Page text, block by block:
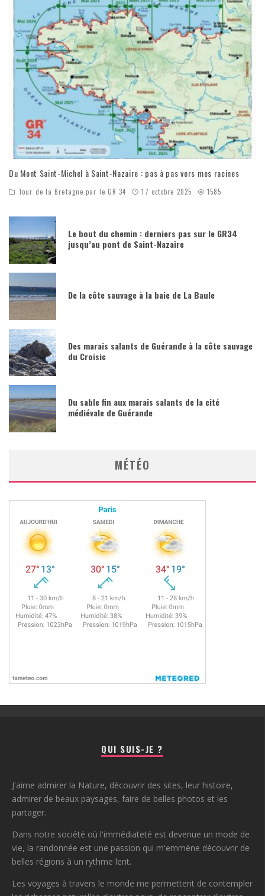
Du Mont Saint-Michel à Saint-Nazaire : pas à pas vers mes racines
Tour de la Bretagne par le GR 34 17 octobre 2025 1585
Le bout du chemin : derniers pas sur le GR34
jusqu’au pont de Saint-Nazaire
De la côte sauvage à la baie de La Baule
Des marais salants de Guérande à la côte sauvage
du Croisic
Du sable fin aux marais salants de la cité
médiévale de Guérande
MÉTÉO
QUI SUIS-JE ?
J'aime admirer la Nature, découvrir des sites, leur histoire,
admirer de beaux paysages, faire de belles photos et les
partager.
Dans notre société où l'immédiateté est devenue un mode de
vie, la randonnée est une passion qui m'emmène découvrir de
belles régions à un rythme lent.
Les voyages à travers le monde me permettent de contempler